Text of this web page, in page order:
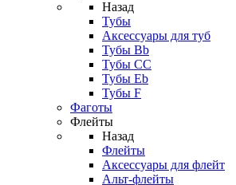
Назад
Тубы
Аксессуары для туб
Тубы Bb
Тубы CC
Тубы Eb
Тубы F
Фаготы
Флейты
Назад
Флейты
Аксессуары для флейт
Альт-флейты